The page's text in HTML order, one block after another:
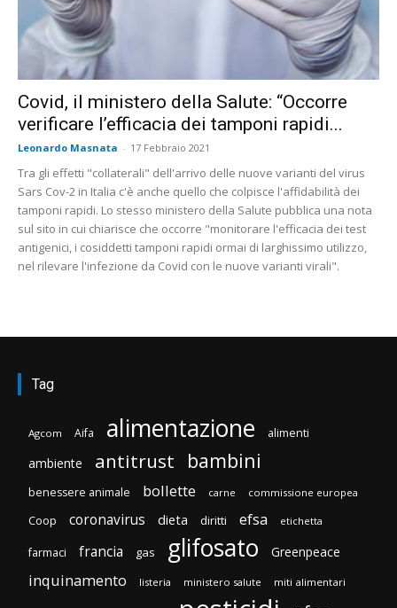
Covid, il ministero della Salute: “Occorre
verificare l’efficacia dei tamponi rapidi...
Leonardo Masnata - 17 Febbraio 2021
Tra gli effetti "collaterali" dell'arrivo delle nuove varianti del virus
Sars Cov-2 in Italia c'è anche quello che colpisce l'affidabilità dei
tamponi rapidi. Lo stesso ministero della Salute pubblica una nota
sul sito in cui chiarisce che occorre "monitorare l'efficacia dei test
antigenici, i cosiddetti tamponi rapidi ormai di larghissimo utilizzo,
nel rilevare l'infezione da Covid con le nuove varianti virali".
Tag
Agcom Aifa alimentazione alimenti
ambiente antitrust bambini
benessere animale bollette carne commissione europea
Coop coronavirus dieta diritti efsa etichetta
farmaci francia gas glifosato Greenpeace
inquinamento listeria ministero salute miti alimentari